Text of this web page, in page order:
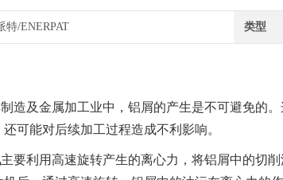
特/ENERPAT 类型
造及金属加工业中，铝屑的产生是不可避免的
可能对后续加工过程造成不利影响。
主要利用高速旋转产生的离心力，将铝屑中的切